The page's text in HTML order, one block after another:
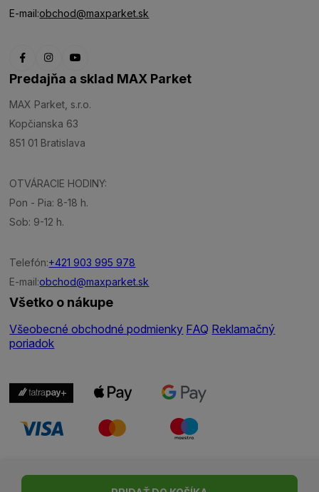
E-mail:obchod@maxparket.sk
Predajňa a sklad MAX Parket
MAX Parket, s.r.o.
Kopčianska 63
851 01 Bratislava
OTVÁRACIE HODINY:
Pon - Pia: 8-18 h.
Sob: 9-12 h.
Telefón:+421 903 995 978
E-mail:obchod@maxparket.sk
Všetko o nákupe
Všeobecné obchodné podmienky FAQ Reklamačný
poriadok
| © Všetky práva vyhradené | Made with ♥